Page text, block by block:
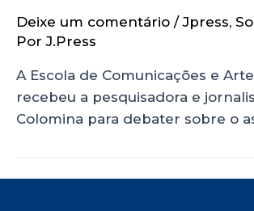
Deixe um comentário /Jpress,
PorJ.Press
A Escola de Comunicações e
recebeu a pesquisadora e
Colomina para debater sobre o